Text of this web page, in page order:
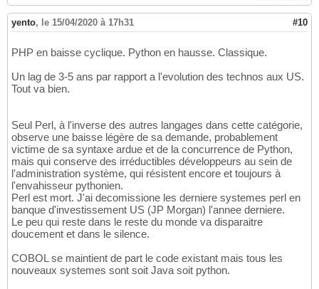
yento, le 15/04/2020 à 17h31 #10
PHP en baisse cyclique. Python en hausse. Classique.
Un lag de 3-5 ans par rapport a l'evolution des technos aux US.
Tout va bien.
Seul Perl, à l'inverse des autres langages dans cette catégorie,
observe une baisse légère de sa demande, probablement
victime de sa syntaxe ardue et de la concurrence de Python,
mais qui conserve des irréductibles développeurs au sein de
l'administration système, qui résistent encore et toujours à
l'envahisseur pythonien.
Perl est mort. J'ai decomissione les derniere systemes perl en
banque d'investissement US (JP Morgan) l'annee derniere.
Le peu qui reste dans le reste du monde va disparaitre
doucement et dans le silence.
COBOL se maintient de part le code existant mais tous les
nouveaux systemes sont soit Java soit python.